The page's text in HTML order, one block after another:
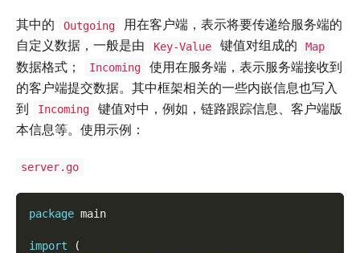
其中的 Outgoing
用在客户端，表示将要传递给服务端的
自定义数据，一般是由
Key-Value 键值对组成的 Map
数据格式； Incoming
使用在服务端，表示服务端接收到
的客户端提交数据。其中框架相关的一些内嵌信息也写入
到
Incoming
键值对中，例如，链路跟踪信息、客户端版
本信息等。使用示例：
server.go
package main
import
(